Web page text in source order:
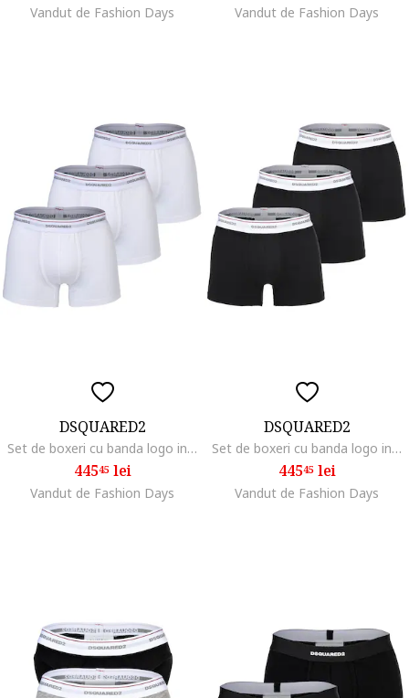
Vandut de Fashion Days Vandut de Fashion Days
DSQUARED2
Set de boxeri cu banda logo in talie - 3 perechi, Alb
44545lei
Vandut de Fashion Days
DSQUARED2
Set de boxeri cu banda logo in talie - 3 perechi, Negru
44545lei
Vandut de Fashion Days